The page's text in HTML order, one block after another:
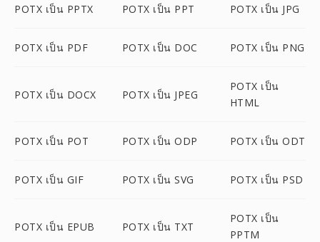
POTX เป็น PPTX POTX เป็น PPT POTX เป็น JPG
POTX เป็น PDF POTX เป็น DOC POTX เป็น PNG
POTX เป็น DOCX POTX เป็น JPEG
POTX เป็น
HTML
POTX เป็น POT POTX เป็น ODP POTX เป็น ODT
POTX เป็น GIF POTX เป็น SVG POTX เป็น PSD
POTX เป็น EPUB POTX เป็น TXT
POTX เป็น
PPTM